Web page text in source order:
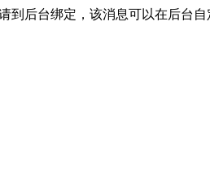
到后台绑定，该消息可以在后台自